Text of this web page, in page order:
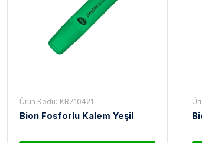
Ürün Kodu: KR710421
Bion Fosforlu Kalem Yeşil